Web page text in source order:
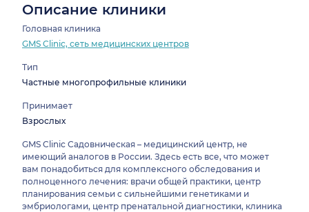
Описание клиники
Головная клиника
GMS Clinic, сеть медицинских центров
Тип
Частные многопрофильные клиники
Принимает
Взрослых
GMS Clinic Садовническая – медицинский центр, не
имеющий аналогов в России. Здесь есть все, что может
вам понадобиться для комплексного обследования и
полноценного лечения: врачи общей практики, центр
планирования семьи с сильнейшими генетиками и
эмбриологами, центр пренатальной диагностики, клиника